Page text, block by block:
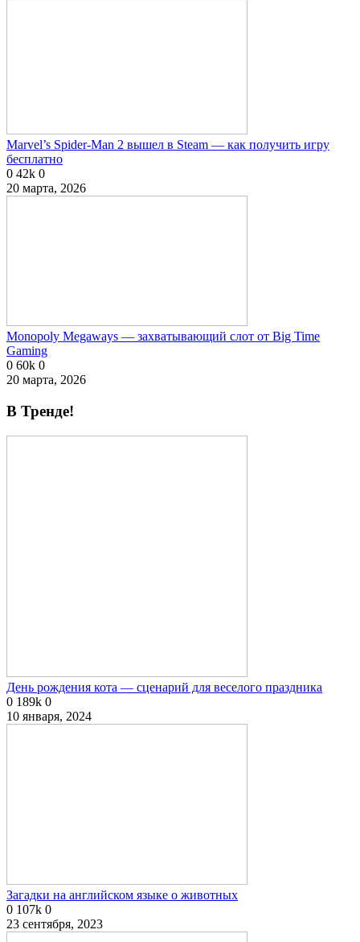
Marvel’s Spider-Man 2 вышел в Steam — как получить игру
бесплатно
0 42k 0
20 марта, 2026
Monopoly Megaways — захватывающий слот от Big Time
Gaming
0 60k 0
20 марта, 2026
В Тренде!
День рождения кота — сценарий для веселого праздника
0 189k 0
10 января, 2024
Загадки на английском языке о животных
0 107k 0
23 сентября, 2023